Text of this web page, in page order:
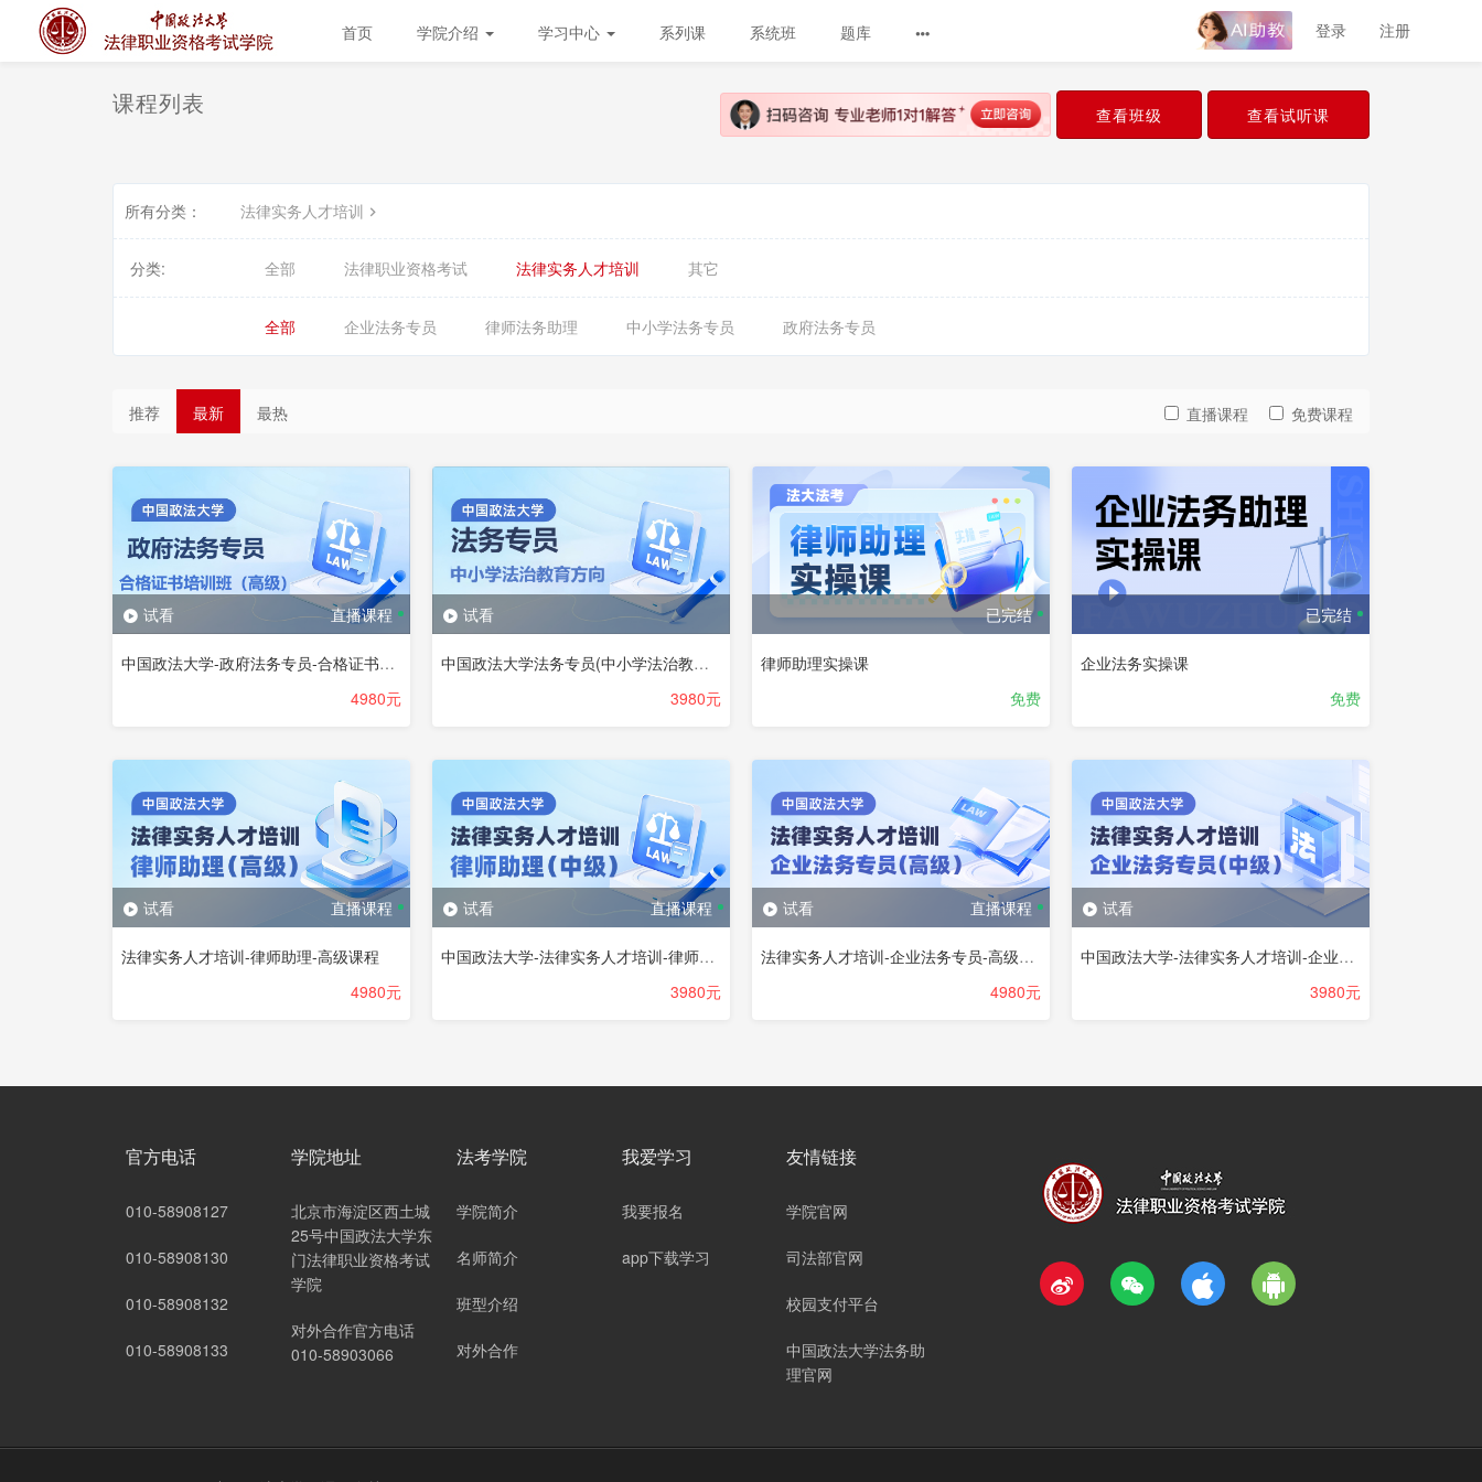
首页 学院介绍 学习中心 系列课 系统班 题库 登录 注册
课程列表 查看班级 查看试听课
所有分类： 法律实务人才培训
分类: 全部 法律职业资格考试 法律实务人才培训 其它
全部 企业法务专员 律师法务助理 中小学法务专员 政府法务专员
推荐 最新 最热 直播课程 免费课程
试看 直播课程
中国政法大学-政府法务专员-合格证书培训班（高级）
4980元
试看
中国政法大学法务专员(中小学法治教育方向)
3980元
已完结
律师助理实操课
免费
已完结
企业法务实操课
免费
试看 直播课程
法律实务人才培训-律师助理-高级课程
4980元
试看 直播课程
中国政法大学-法律实务人才培训-律师助理（中级）
3980元
试看 直播课程
法律实务人才培训-企业法务专员-高级课程
4980元
试看
中国政法大学-法律实务人才培训-企业法务专员（中级）
3980元
官方电话
010-58908127
010-58908130
010-58908132
010-58908133
学院地址
北京市海淀区西土城
25号中国政法大学东
门法律职业资格考试
学院
对外合作官方电话
010-58903066
法考学院
学院简介
名师简介
班型介绍
对外合作
我爱学习
我要报名
app下载学习
友情链接
学院官网
司法部官网
校园支付平台
中国政法大学法务助
理官网